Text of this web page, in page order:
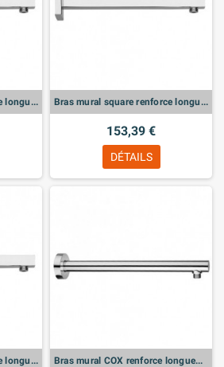
Bras mural square renforce longueur 500 mm Bras mural square renforce longueur 400 mm
153,39 €
DÉTAILS
Bras mural square renforce longueur 300 mm Bras mural COX renforce longueur 500 mm